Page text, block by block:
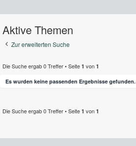
Aktive Themen
Zur erweiterten Suche
Die Suche ergab 0 Treffer • Seite 1 von 1
Es wurden keine passenden Ergebnisse gefunden.
Die Suche ergab 0 Treffer • Seite 1 von 1